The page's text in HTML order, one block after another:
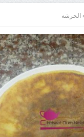
الحرشة